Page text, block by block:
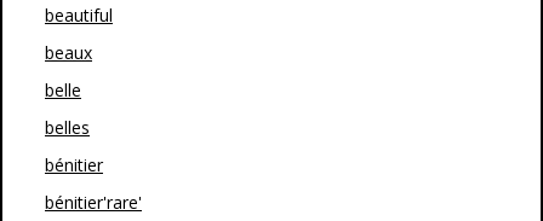
beautiful
beaux
belle
belles
bénitier
bénitier'rare'